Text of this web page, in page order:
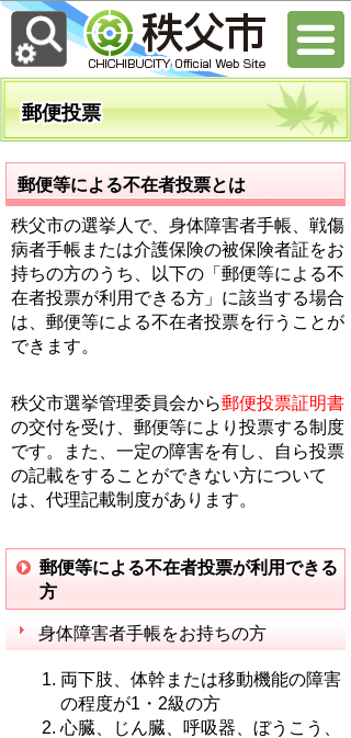
郵便投票
郵便等による不在者投票とは
秩父市の選挙人で、身体障害者手帳、戦傷
病者手帳または介護保険の被保険者証をお
持ちの方のうち、以下の「郵便等による不
在者投票が利用できる方」に該当する場合
は、郵便等による不在者投票を行うことが
できます。
秩父市選挙管理委員会から郵便投票証明書
の交付を受け、郵便等により投票する制度
です。また、一定の障害を有し、自ら投票
の記載をすることができない方について
は、代理記載制度があります。
郵便等による不在者投票が利用できる
方
身体障害者手帳をお持ちの方
両下肢、体幹または移動機能の障害
の程度が1・2級の方
心臓、じん臓、呼吸器、ぼうこう、